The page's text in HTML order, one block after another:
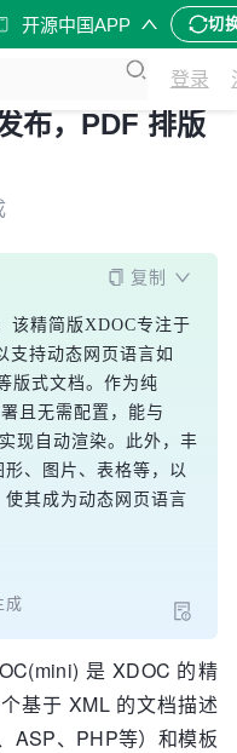
开源中国APP 切
登录
布，PDF 排版
复制
该精简版XDOC专注于
支持动态网页语言如
版式文档。作为纯
且无需配置，能与
现自动渲染。此外，丰
、图片、表格等，以
其成为动态网页语言
成
是 XDOC 的精
基于 XML 的文档描述
ASP、PHP等）和模板